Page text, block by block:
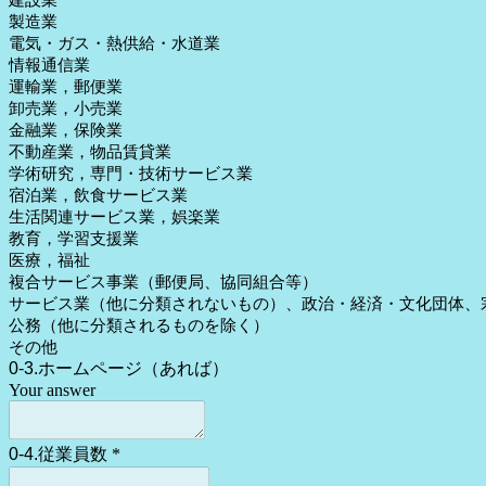
製造業
電気・ガス・熱供給・水道業
情報通信業
運輸業，郵便業
卸売業，小売業
金融業，保険業
不動産業，物品賃貸業
学術研究，専門・技術サービス業
宿泊業，飲食サービス業
生活関連サービス業，娯楽業
教育，学習支援業
医療，福祉
複合サービス事業（郵便局、協同組合等）
サービス業（他に分類されないもの）、政治・経済・文化団体、
公務（他に分類されるものを除く）
その他
0-3.ホームページ（あれば）
Your answer
0-4.従業員数 *